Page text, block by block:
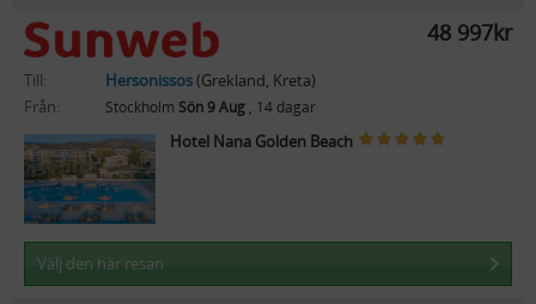
48 997kr
Till: Hersonissos(Grekland, Kreta)
Från:
Stockholm Sön 9 Aug , 14 dagar
Hotel Nana Golden Beach
Välj den här resan